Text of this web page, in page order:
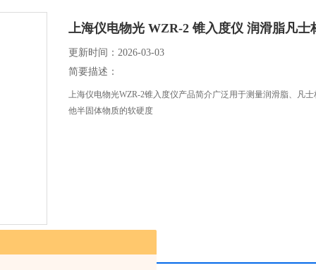
上海仪电物光 WZR-2 锥入度仪 润滑脂凡士
更新时间：2026-03-03
简要描述：
上海仪电物光WZR-2锥入度仪产品简介广泛用于测量润滑脂、凡
他半固体物质的软硬度